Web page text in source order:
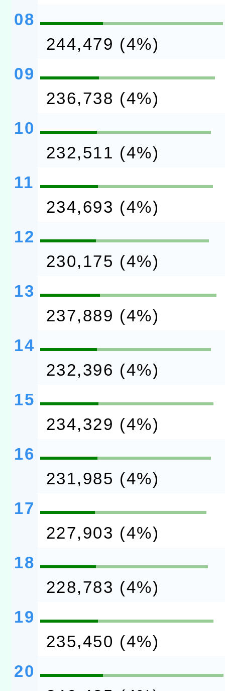
08
244,479 (4%)
09
236,738 (4%)
10
232,511 (4%)
11
234,693 (4%)
12
230,175 (4%)
13
237,889 (4%)
14
232,396 (4%)
15
234,329 (4%)
16
231,985 (4%)
17
227,903 (4%)
18
228,783 (4%)
19
235,450 (4%)
20